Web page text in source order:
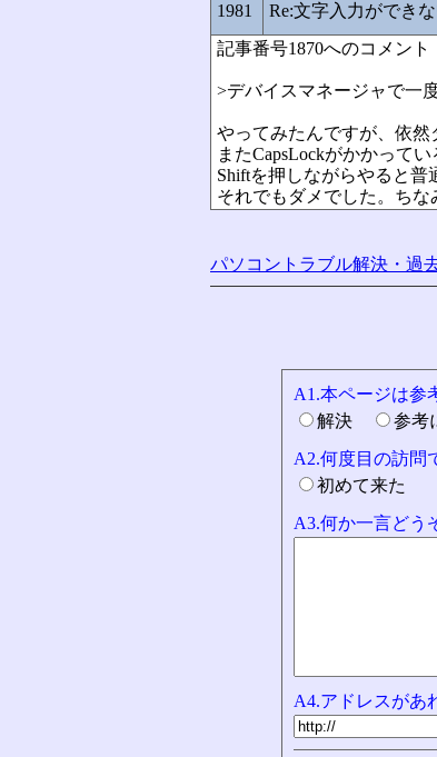
1981
Re:文字入力ができ
記事番号1870へのコメント
>デバイスマネージャで一
やってみたんですが、依然
またCapsLockがかかってい
Shiftを押しながらやると普
それでもダメでした。ちな
パソコントラブル解決・過
A1.本ページは参
解決
参考
A2.何度目の訪問
初めて来
A3.何か一言どう
A4.アドレスがあ